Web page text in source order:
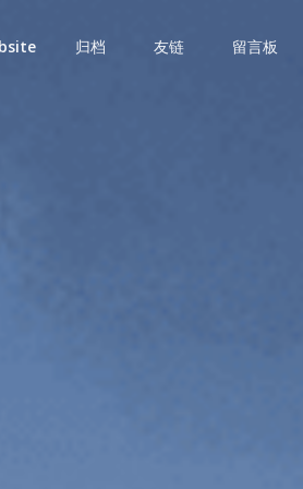
归档 友链 留言板